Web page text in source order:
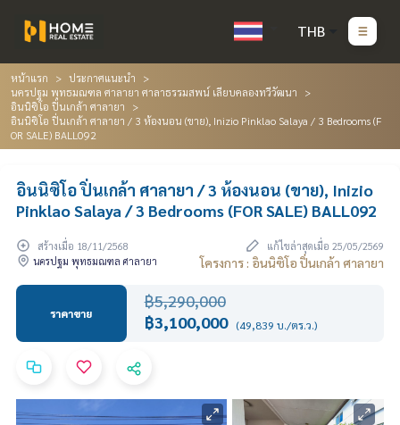
THB
หน้าแรก
ประกาศแนะนำ
นครปฐม พุทธมณฑล ศาลายา ศาลาธรรมสพน์ เลียบคลองทวีวัฒนา
อินนิซิโอ ปิ่นเกล้า ศาลายา
อินนิซิโอ ปิ่นเกล้า ศาลายา / 3 ห้องนอน (ขาย), Inizio Pinklao Salaya / 3 Bedrooms (F
OR SALE) BALL092
อินนิซิโอ ปิ่นเกล้า ศาลายา / 3 ห้องนอน (ขาย), Inizio
Pinklao Salaya / 3 Bedrooms (FOR SALE) BALL092
สร้างเมื่อ 18/11/2568
แก้ไขล่าสุดเมื่อ 25/05/2569
นครปฐม พุทธมณฑล ศาลายา
โครงการ : อินนิซิโอ ปิ่นเกล้า ศาลายา
ราคาขาย
฿5,290,000
฿3,100,000 (49,839 บ./ตร.ว.)